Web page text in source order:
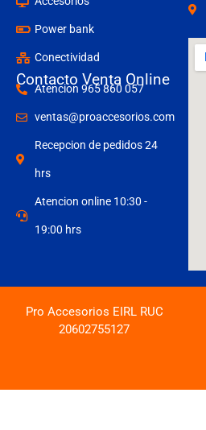
Power bank
Conectividad
Contacto Venta Online
Atencion 965 860 057
ventas@proaccesorios.com
Recepcion de pedidos 24
hrs
Atencion online 10:30 -
19:00 hrs
Pro Accesorios EIRL RUC
20602755127